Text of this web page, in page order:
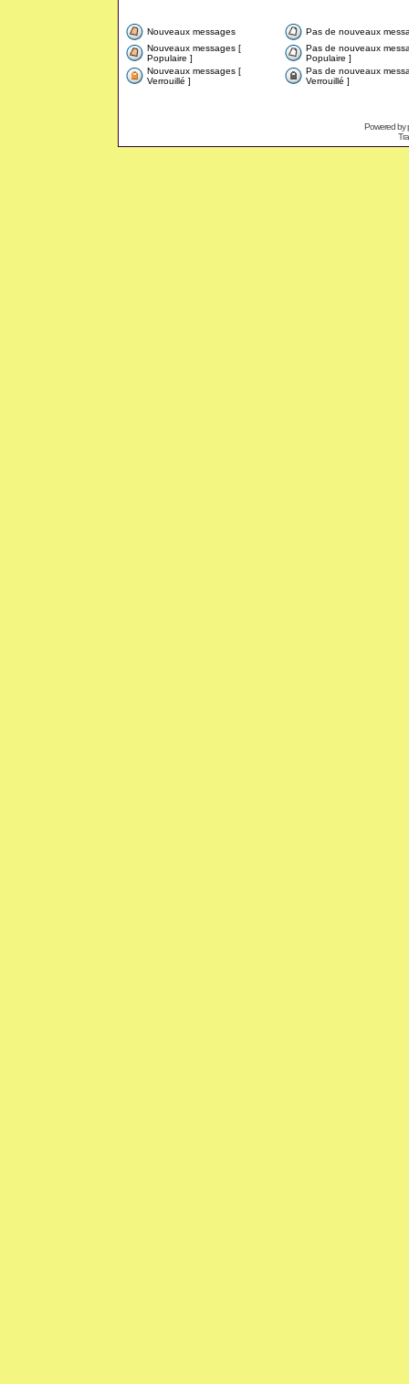
Nouveaux messages
Pas de nouveaux
Nouveaux messages [
Populaire ]
Pas de nouveaux
Populaire ]
Nouveaux messages [
Verrouillé ]
Pas de nouveaux
Verrouillé ]
Powered by